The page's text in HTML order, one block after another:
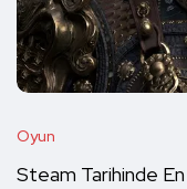
Oyun
Steam Tarihinde